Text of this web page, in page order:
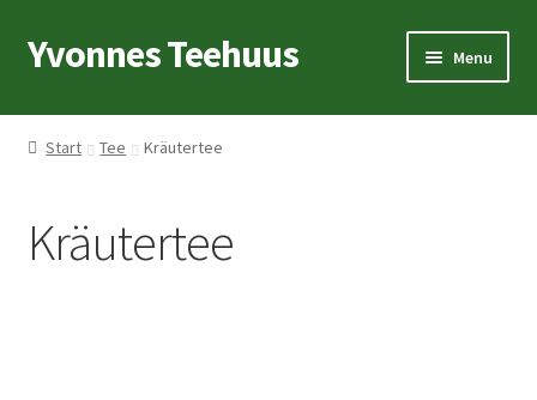
Skip
to
Skip
to
Yvonnes Teehuus Menu
Startseite
Tee
Start Tee Kräutertee
Kräutertee